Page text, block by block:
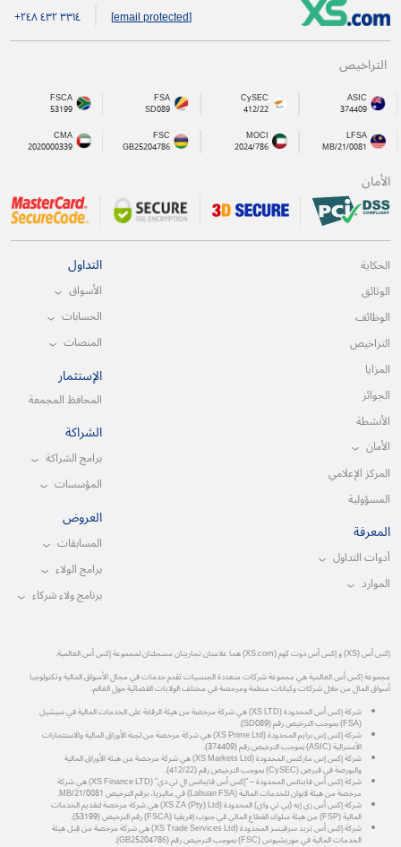
[email protected] +۲٤۸ ٤۳۲ ۳۳۱٤
التراخيص
ASIC
374409
CySEC
412/22
FSA
SD089
FSCA
53199
LFSA
MB/21/0081
MOCI
2024/786
FSC
GB25204786
CMA
2020000339
الأمان
الحكاية
الوثائق
الوظائف
التراخيص
المزايا
الجوائز
الأنشطة
الأمان
المركز الإعلامي
المسؤولية
المعرفة
أدوات التداول
الموارد
التداول
الأسواق
الحسابات
المنصات
الإستثمار
المحافظ المجمعة
الشراكة
برامج الشراكة
المؤسسات
العروض
المسابقات
برامج الولاء
برنامج ولاء شركاء
إكس أس (XS) و إكس أس دوت كوم (XS.com) هما علامتان تجاريتان مسجلتان لمجموعة إكس أس العالمية.
مجموعة إكس أس العالمية هي مجموعة شركات متعددة الجنسيات تقدم خدمات في مجال الأسواق المالية وتكنولوجيا
أسواق المال من خلال شركات وكيانات منظمة ومرخصة في مختلف الولايات القضائية حول العالم.
شركة إكس أس المحدودة (XS LTD) هي شركة مرخصة من هيئة الرقابة على الخدمات المالية في سيشيل
(FSA) بموجب الترخيص رقم (SD089).
شركة إكس إس برايم المحدودة (XS Prime Ltd) هي شركة مرخصة من لجنة الأوراق المالية والاستثمارات
الأسترالية (ASIC) بموجب الترخيص رقم (374409).
شركة إكس إس ماركتس المحدودة (XS Markets Ltd) هي شركة مرخصة من هيئة الأوراق المالية
والبورصة في قبرص (CySEC) بموجب الترخيص رقم (412/22).
شركة إكس أس فاينانس المحدودة – "إكس أس فاينانس ال تي دي" (XS Finance LTD) هي شركة
مرخصة من هيئة لابوان للخدمات المالية (Labuan FSA) في ماليزيا، برقم الترخيص MB/21/0081.
شركة إكس أس زي إيه (بي تي واي) المحدودة (XS ZA (Pty) Ltd) هي شركة مرخصة لتقديم الخدمات
المالية (FSP) من هيئة سلوك القطاع المالي في جنوب إفريقيا (FSCA) رقم الترخيص (53199).
شركة إكس أس تريد سرفيسز المحدودة (XS Trade Services Ltd) هي شركة مرخصة من قِبل هيئة
الخدمات المالية في موريشيوس (FSC) بموجب الترخيص رقم (GB25204786).